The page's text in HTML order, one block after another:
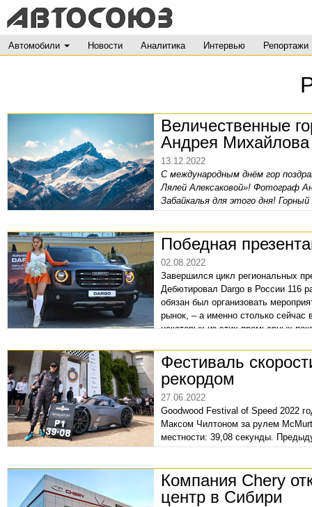
Автомобили Новости Аналитика Интервью Репортажи
Величественные
Андрея
13.12.2022
С международным днём гор
Лялей Алексаковой»! Фотограф
Забайкалья для этого дня!
составе которой Ляля
Победная
02.08.2022
Завершился цикл региональных
Дебютировал Dargo в России 116
обязан был организовать
рынок, – а именно столько
некоторых из этих премьерных
поделиться. Состоялась она в
центре России (неподалеку от
факт) на арт-площадке
модели дилерский центр Haval
Фестиваль
рекордом
27.06.2022
Goodwood Festival of Speed 2022
Максом Чилтоном за рулем
местности: 39,08 секунды.
Компания Chery
центр в Сибири